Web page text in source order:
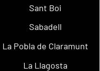
Sant Boi
Sabadell
La Pobla de Claramunt
La Llagosta